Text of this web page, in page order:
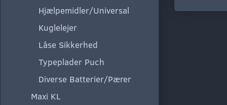
Hjælpemidler/Universal
Kuglelejer
Låse Sikkerhed
Typeplader Puch
Diverse Batterier/Pærer
Maxi KL